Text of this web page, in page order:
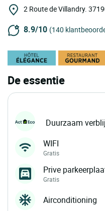
2 Route de Villandry.
8.9/10 (140
De essentie
Duurzaam
WIFI
Gratis
Prive
Gratis
Airconditioning